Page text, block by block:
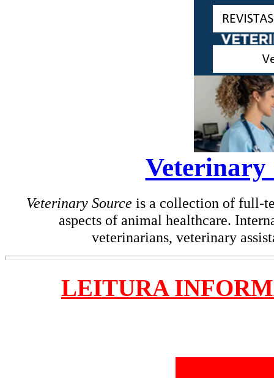
Veterinary
Veterinary Source is a collection of full-
aspects of animal healthcare.
veterinarians, veterinary
LEITURA